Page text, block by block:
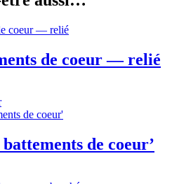
de coeur — relié
battements de coeur’